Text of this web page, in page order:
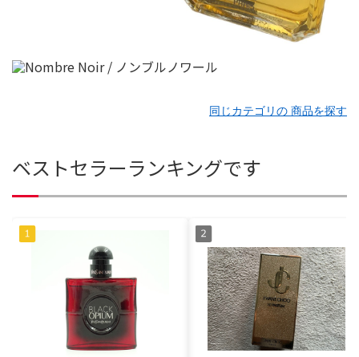
同じカテゴリの 商品を探す
ベストセラーランキングです